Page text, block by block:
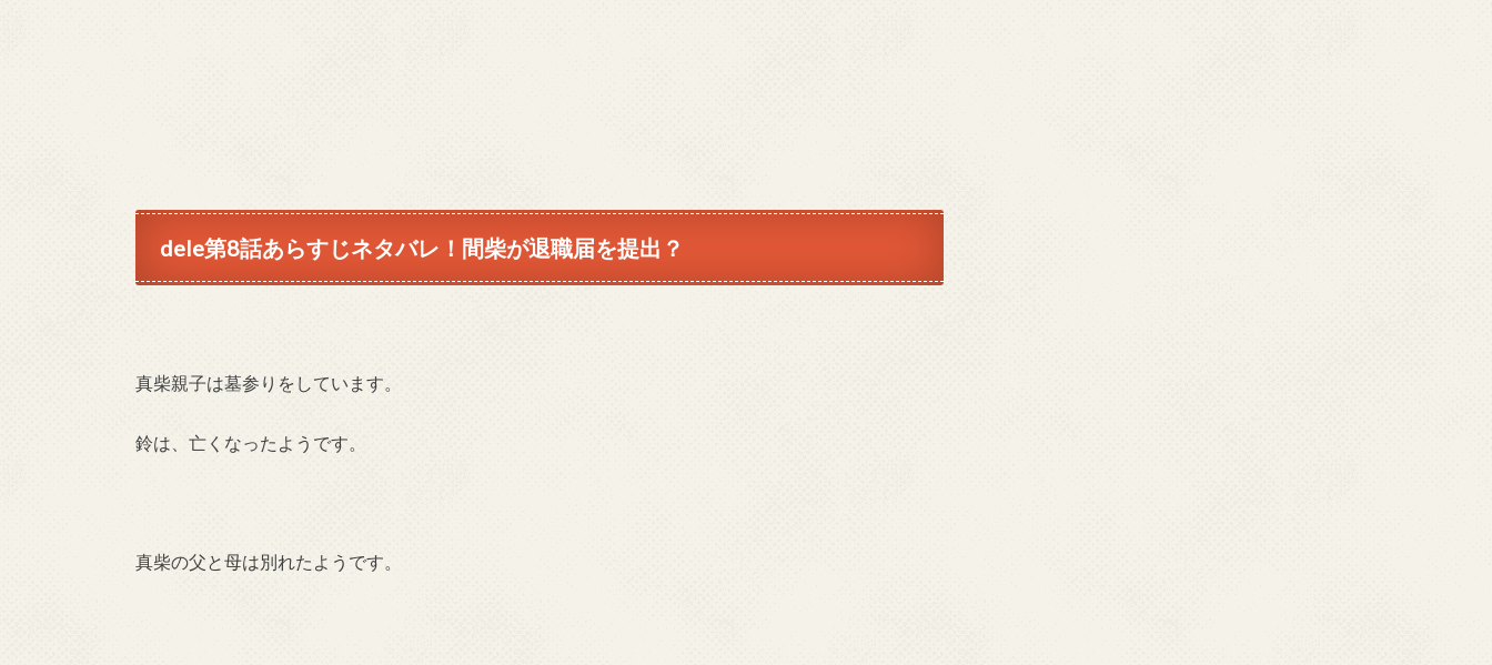
dele第8話あらすじネタバレ！間柴が退職届を提出？
真柴親子は墓参りをしています。
鈴は、亡くなったようです。
真柴の父と母は別れたようです。